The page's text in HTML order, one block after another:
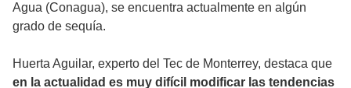
Agua (Conagua), se encuentra actualmente en algún
grado de sequía.
Huerta Aguilar, experto del Tec de Monterrey, destaca que
en la actualidad es muy difícil modificar las tendencias